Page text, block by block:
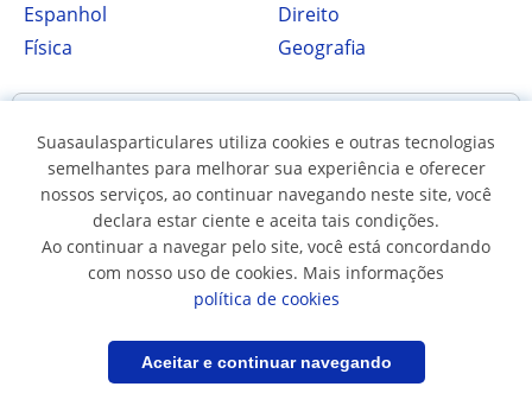
Salvar pesquisa Filtrar
Espanhol
Direito
Física
Geografia
Outros países
Argentina
Espanha
França
Itália
Alemanha
Suasaulasparticulares utiliza cookies e outras tecnologias
semelhantes para melhorar sua experiência e oferecer
nossos serviços, ao continuar navegando neste site, você
declara estar ciente e aceita tais condições.
Ao continuar a navegar pelo site, você está concordando
com nosso uso de cookies. Mais informações
política de cookies
Aceitar e continuar navegando